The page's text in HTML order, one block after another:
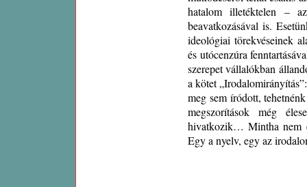
hatalom illetéktelen –
beavatkozásával is.
ideológiai törekvéseinek
és utócenzúra
szerepet vállalókban
a kötet
meg sem íródott,
megszorítások még
hivatkozik… Mintha nem
Egy a nyelv, egy az